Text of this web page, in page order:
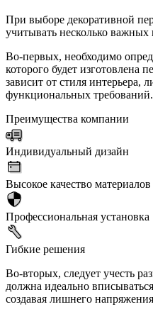
При выборе декоративной
учитывать несколько важных
Во-первых, необходимо
которого будет изготовлена
зависит от стиля интерьера,
функциональных требований.
Преимущества компании
Индивидуальный дизайн
Высокое качество материалов
Профессиональная установка
Гибкие решения
Во-вторых, следует учесть
должна идеально
создавая лишнего